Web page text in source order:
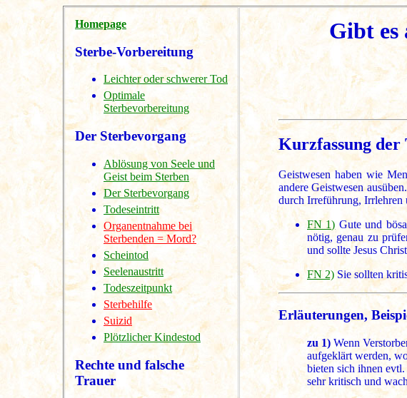
Homepage
Sterbe-Vorbereitung
Leichter oder schwerer Tod
Optimale
Sterbevorbereitung
Der Sterbevorgang
Ablösung von Seele und
Geist beim Sterben
Der Sterbevorgang
Todeseintritt
Organentnahme bei
Sterbenden = Mord?
Scheintod
Seelenaustritt
Todeszeitpunkt
Sterbehilfe
Suizid
Plötzlicher Kindestod
Rechte und falsche
Trauer
Gibt es
Kurzfassung der
Geistwesen haben wie
andere Geistwesen
durch Irreführung, Irrlehren
FN 1) Gute und
nötig, genau zu
und sollte Jesus
FN 2) Sie sollten
Erläuterungen,
zu 1) Wenn
aufgeklärt werden,
bieten sich ihnen
sehr kritisch und